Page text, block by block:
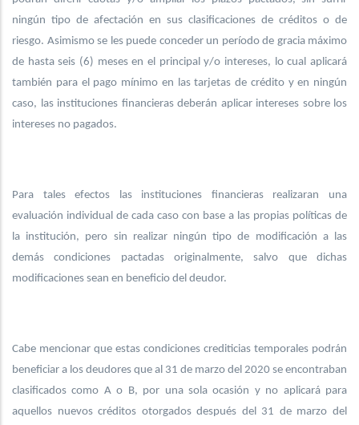
ningún tipo de afectación en sus clasificaciones de créditos o de
riesgo. Asimismo se les puede conceder un período de gracia máximo
de hasta seis (6) meses en el principal y/o intereses, lo cual aplicará
también para el pago mínimo en las tarjetas de crédito y en ningún
caso, las instituciones financieras deberán aplicar intereses sobre los
intereses no pagados.
Para tales efectos las instituciones financieras realizaran una
evaluación individual de cada caso con base a las propias políticas de
la institución, pero sin realizar ningún tipo de modificación a las
demás condiciones pactadas originalmente, salvo que dichas
modificaciones sean en beneficio del deudor.
Cabe mencionar que estas condiciones crediticias temporales podrán
beneficiar a los deudores que al 31 de marzo del 2020 se encontraban
clasificados como A o B, por una sola ocasión y no aplicará para
aquellos nuevos créditos otorgados después del 31 de marzo del